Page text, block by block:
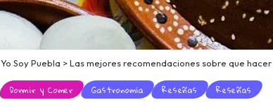
Yo Soy Puebla >Las mejores recomendaciones sobre que hacer
Dormir y Comer Gastronomía Reseñas Reseñas